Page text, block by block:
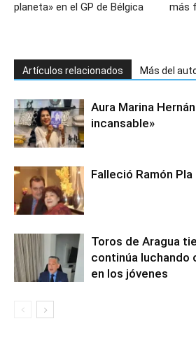
planeta» en el GP de Bélgica
más
Artículos relacionados Más del
Aura Marina
incansable»
Falleció Ramón
Toros de Aragua
continúa luchando
en los jóvenes